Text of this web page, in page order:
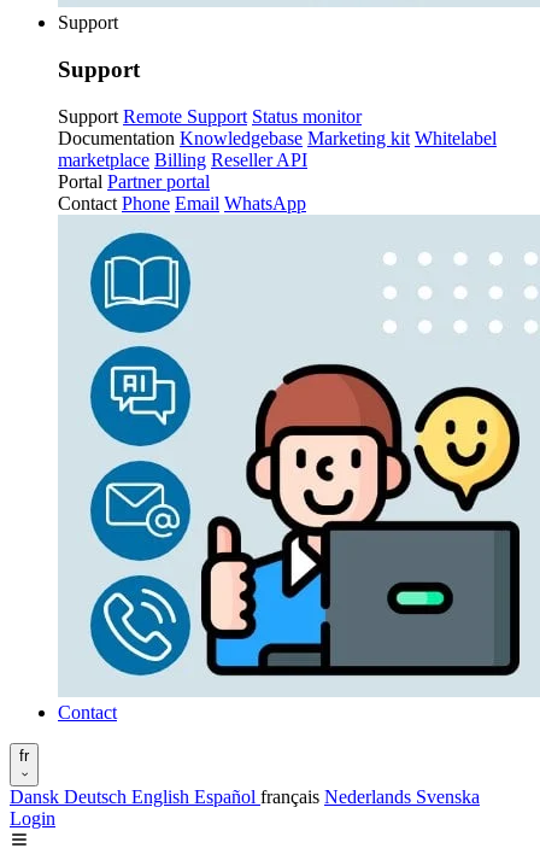
Support
Support
Support Remote Support Status monitor
Documentation Knowledgebase Marketing kit Whitelabel
marketplace Billing Reseller API
Portal Partner portal
Contact Phone Email WhatsApp
Contact
fr
Dansk Deutsch English Español français Nederlands Svenska
Login